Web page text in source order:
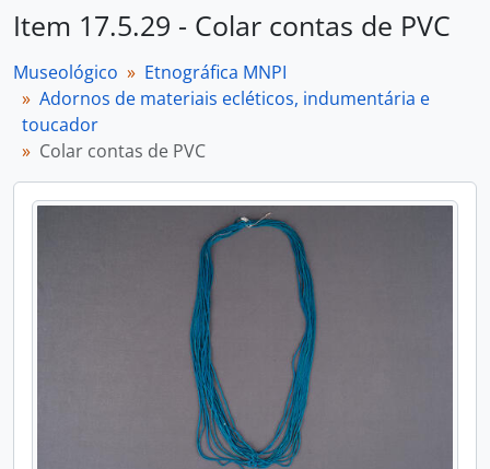
Item 17.5.29 - Colar contas de PVC
Museológico
Etnográfica MNPI
Adornos de materiais ecléticos, indumentária e
toucador
Colar contas de PVC